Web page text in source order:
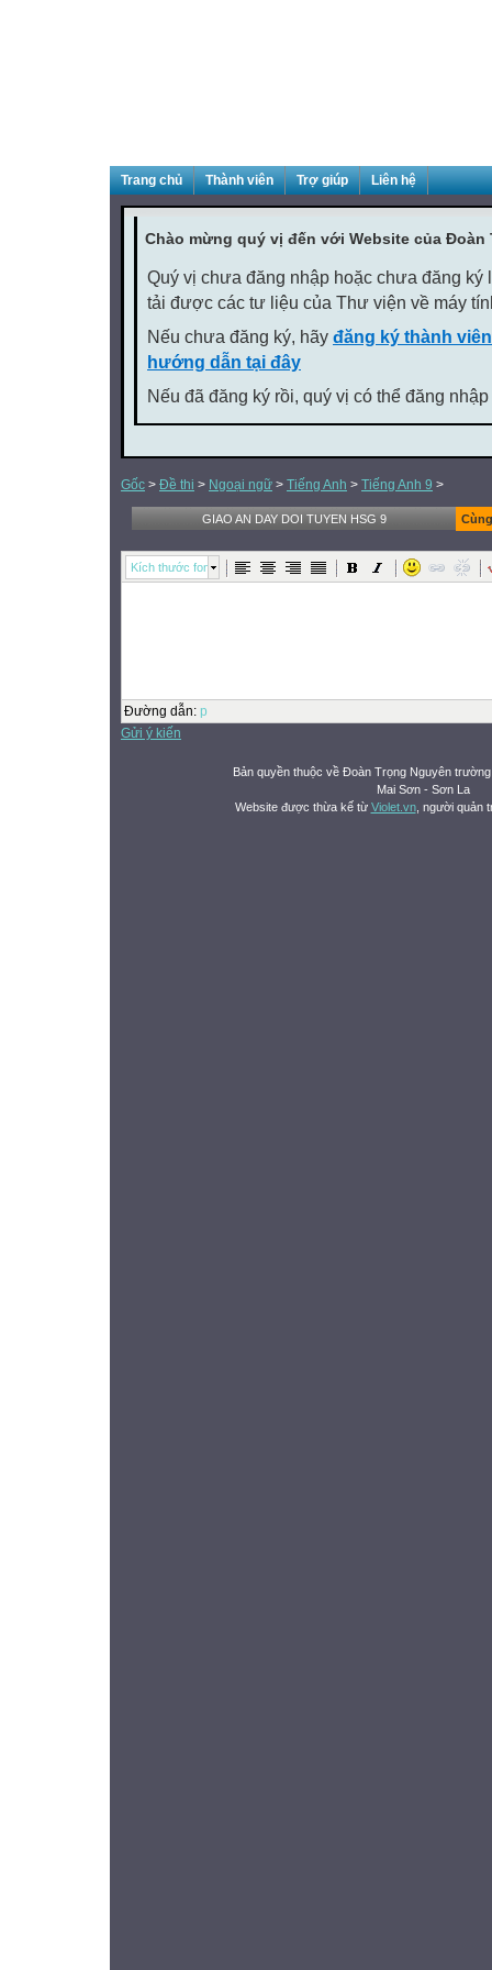
Trang chủ Thành viên Trợ giúp Liên hệ
Chào mừng quý vị đến với Website của Đoàn
Quý vị chưa đăng nhập hoặc chưa đăng ký
tải được các tư liệu của Thư viện về máy
Nếu chưa đăng ký, hãy đăng ký thành
hướng dẫn tại đây
Nếu đã đăng ký rồi, quý vị có thể đăng
Gốc > Đề thi > Ngoại ngữ > Tiếng Anh > Tiếng Anh 9 >
GIAO AN DAY DOI TUYEN HSG 9
Kích thước font
Đường dẫn: p
Gửi ý kiến
Bản quyền thuộc về Đoàn Trọng Nguyên
Mai Sơn - Sơn La
Website được thừa kế từ Violet.vn, người quản